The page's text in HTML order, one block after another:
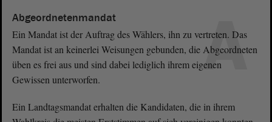
A
Abgeordnetenmandat
Ein Mandat ist der Auftrag des Wählers, ihn zu vertreten. Das
Mandat ist an keinerlei Weisungen gebunden, die Abgeordneten
üben es frei aus und sind dabei lediglich ihrem eigenen
Gewissen unterworfen.
Ein Landtagsmandat erhalten die Kandidaten, die in ihrem